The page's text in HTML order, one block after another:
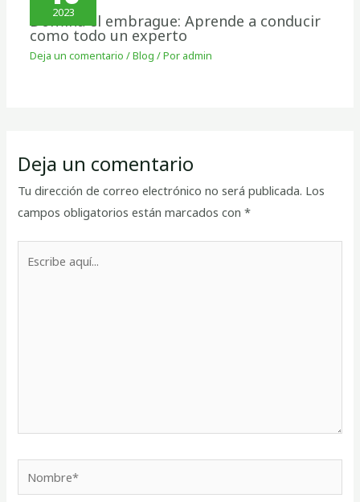
2023
Domina el embrague: Aprende a conducir
como todo un experto
Deja un comentario /Blog / Por admin
Deja un comentario
Tu dirección de correo electrónico no será publicada. Los
campos obligatorios están marcados con*